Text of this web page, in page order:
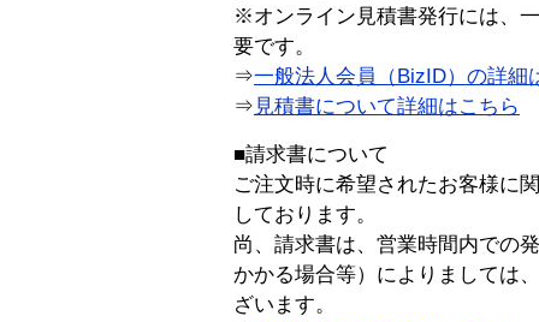
※オンライン見積書発行には、
要です。
⇒一般法人会員（BizID）の詳細
⇒ 見積書について詳細はこちら
■請求書について
ご注文時に希望されたお客様に
しております。
尚、請求書は、営業時間内での
かかる場合等）によりましては
ざいます。